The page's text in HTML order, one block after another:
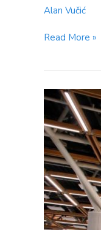
Alan Vučić
Read More »
Novi
terminal
zračne
luke
Split